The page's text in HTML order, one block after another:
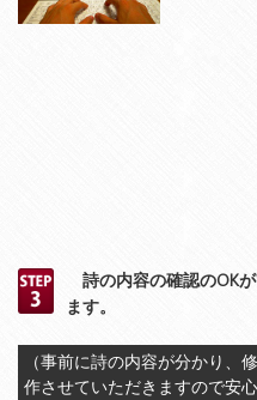
詩の内容の確認のOK
ます。
（事前に詩の内容が分かり、
作させていただきますので安心